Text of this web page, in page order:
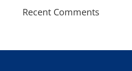
Recent Comments